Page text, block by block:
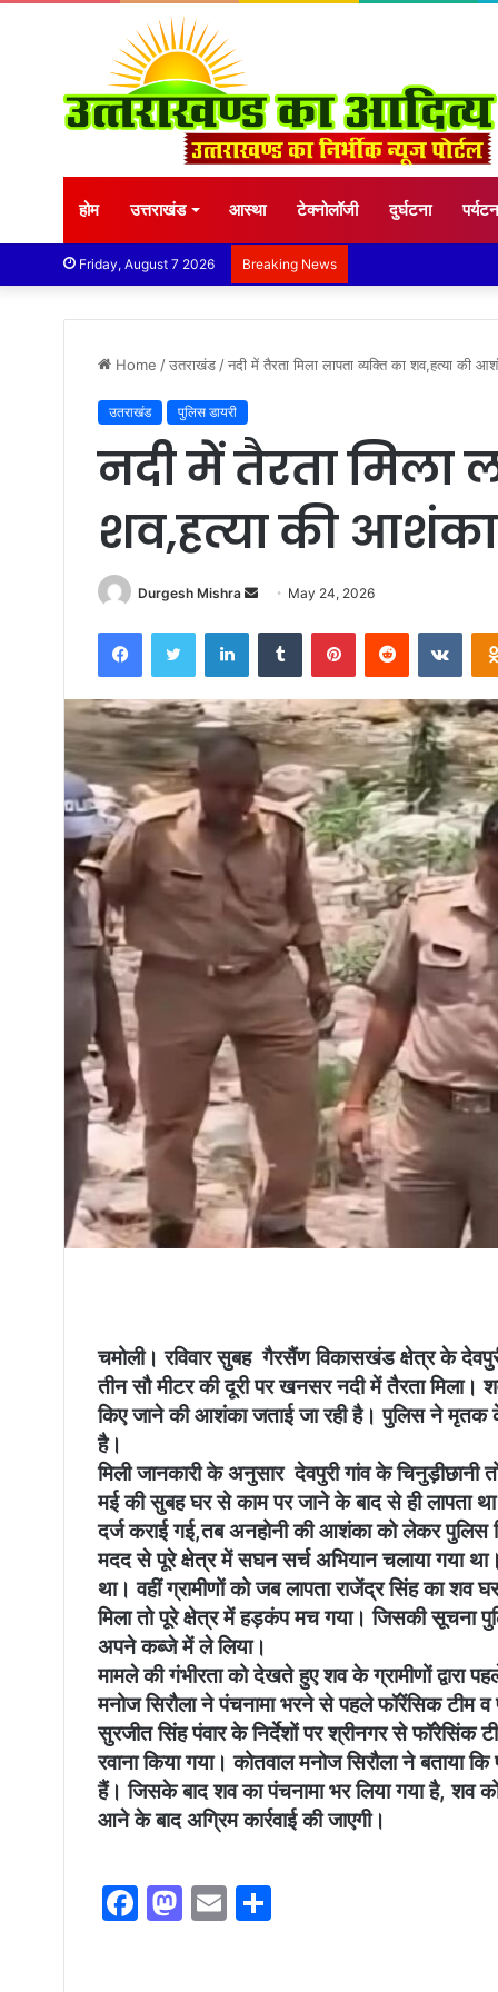
होम उत्तराखंड आस्था टेक्नोलॉजी दुर्घटना पर्यटन
Friday, August 7 2026 Breaking News
Home /उतराखंड /नदी में तैरता मिला लापता व्यक्ति का शव,हत्या की
उतराखंड पुलिस डायरी
नदी में तैरता मिला
शव,हत्या की आशंका
Durgesh Mishra
Send
email
May 24, 2026
FacebookTwitter LinkedInTumblr PinterestReddit
चमोली। रविवार सुबह गैरसैंण विकासखंड क्षेत्र के
तीन सौ मीटर की दूरी पर खनसर नदी में तैरता
किए जाने की आशंका जताई जा रही है। पुलिस ने
है।
मिली जानकारी के अनुसार देवपुरी गांव के चिनुड़ीछानी
मई की सुबह घर से काम पर जाने के बाद से ही लापता
दर्ज कराई गई,तब अनहोनी की आशंका को लेकर पुलिस
मदद से पूरे क्षेत्र में सघन सर्च अभियान चलाया गया
था। वहीं ग्रामीणों को जब लापता राजेंद्र सिंह का
मिला तो पूरे क्षेत्र में हड़कंप मच गया। जिसकी सूचना
अपने कब्जे में ले लिया।
मामले की गंभीरता को देखते हुए शव के ग्रामीणों
मनोज सिरौला ने पंचनामा भरने से पहले फॉरेंसिक टीम
सुरजीत सिंह पंवार के निर्देशों पर श्रीनगर से फॉरेसिंक
रवाना किया गया। कोतवाल मनोज सिरौला ने बताया
हैं। जिसके बाद शव का पंचनामा भर लिया गया है, शव को
आने के बाद अग्रिम कार्रवाई की जाएगी।
F
M E